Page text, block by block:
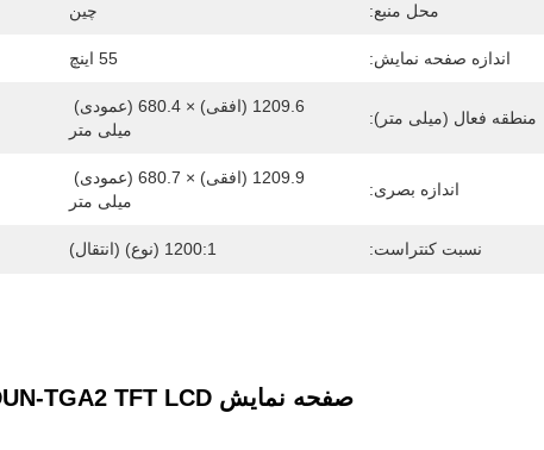
محل منبع: چین
اندازه صفحه نمایش: 55 اینچ
منطقه فعال (میلی متر):
میلی متر
اندازه بصری:
میلی متر
نسبت کنتراست: 1200:1 (نوع) (انتقال)
صفحه نمایش LG LCD Video Wall LD550DUN-TGA2 TFT LCD